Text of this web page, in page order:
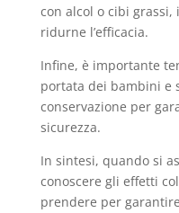
con alcol o cibi
ridurne l’efficacia.
Infine, è importante
portata dei bambini e
conservazione per
sicurezza.
In sintesi, quando si
conoscere gli effetti
prendere per